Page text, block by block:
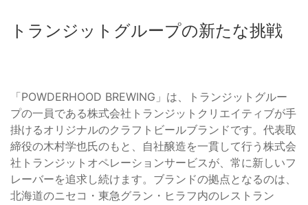
トランジットグループの新たな挑戦
「POWDERHOOD BREWING」は、トランジットグルー
プの一員である株式会社トランジットクリエイティブが手
掛けるオリジナルのクラフトビールブランドです。代表取
締役の木村学也氏のもと、自社醸造を一貫して行う株式会
社トランジットオペレーションサービスが、常に新しいフ
レーバーを追求し続けます。ブランドの拠点となるのは、
北海道のニセコ・東急グラン・ヒラフ内のレストラン